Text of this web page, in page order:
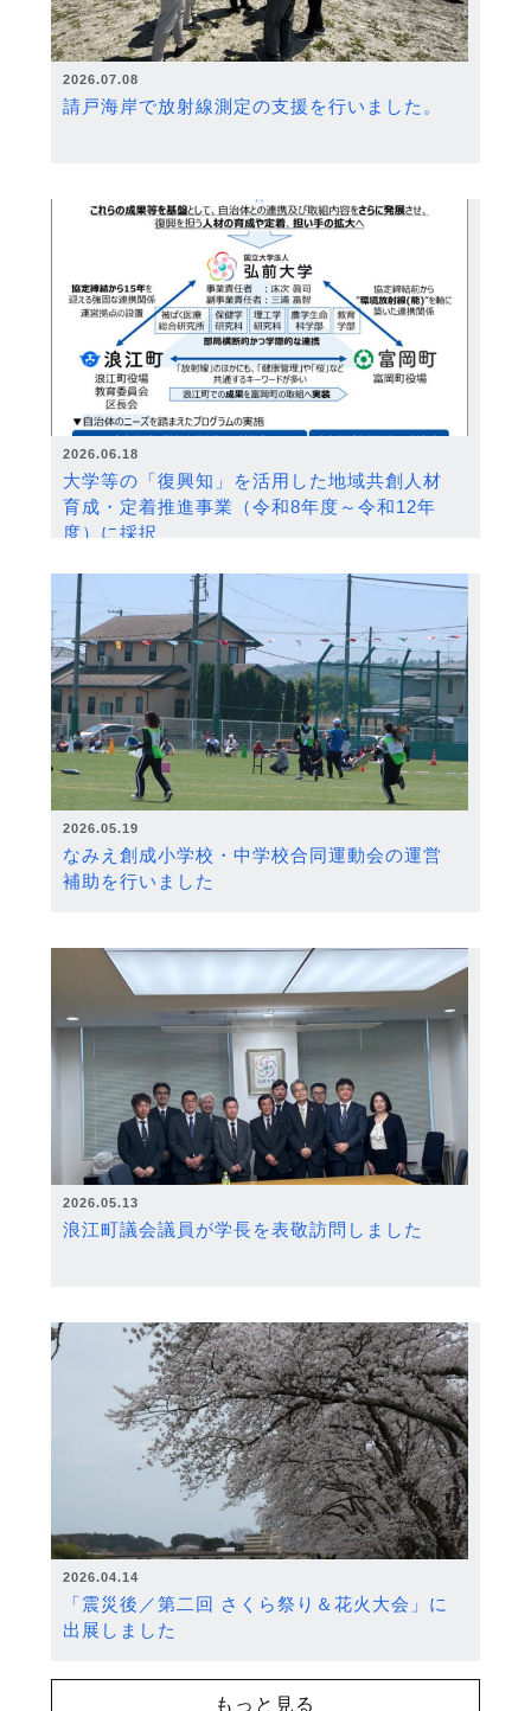
2026.07.08
請戸海岸で放射線測定の支援を行いました。
2026.06.18
大学等の「復興知」を活用した地域共創人材
育成・定着推進事業（令和8年度～令和12年
度）に採択
2026.05.19
なみえ創成小学校・中学校合同運動会の運営
補助を行いました
2026.05.13
浪江町議会議員が学長を表敬訪問しました
2026.04.14
「震災後／第二回 さくら祭り＆花火大会」に
出展しました
もっと見る